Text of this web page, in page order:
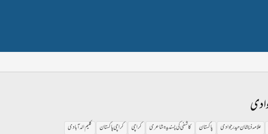
علامہ ذیشان حیدر جوادی پاکستان کاشفی کی پسندیدہ شاعری کراچی کراچی پاکستان کلیم الہ آبادی